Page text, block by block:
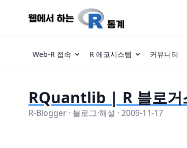
Web-R 접속 R 에코시스템 커뮤니티
RQuantlib | R 블로거
R-Blogger · 블로그·해설 · 2009-11-17